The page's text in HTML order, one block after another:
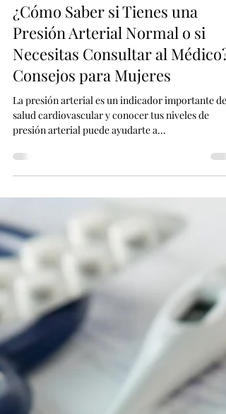
Nancy Gonzalez
17 abr 2024
2 min de lectura
¿Cómo Saber si Tienes una
Presión Arterial Normal o si
Necesitas Consultar al Médico?
Consejos para Mujeres
La presión arterial es un indicador importante de
salud cardiovascular y conocer tus niveles de
presión arterial puede ayudarte a...